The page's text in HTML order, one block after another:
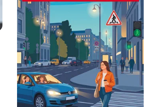
Проезд по нижегородскому Метромосту
ограничили до конца сентября
09:12
Нижегородец получил разрыв диафрагмы
после падения с кровати
09:00